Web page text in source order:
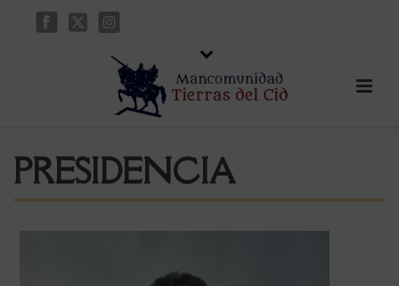
PRESIDENCIA